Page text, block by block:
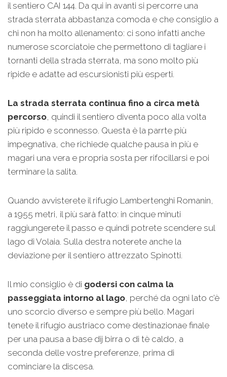
il sentiero CAI 144. Da qui in avanti si percorre una
strada sterrata abbastanza comoda e che consiglio a
chi non ha molto allenamento: ci sono infatti anche
numerose scorciatoie che permettono di tagliare i
tornanti della strada sterrata, ma sono molto più
ripide e adatte ad escursionisti più esperti.
La strada sterrata continua fino a circa metà
percorso, quindi il sentiero diventa poco alla volta
più ripido e sconnesso. Questa è la parrte più
impegnativa, che richiede qualche pausa in più e
magari una vera e propria sosta per rifocillarsi e poi
terminare la salita.
Quando avvisterete il rifugio Lambertenghi Romanin,
a 1955 metri, il più sarà fatto: in cinque minuti
raggiungerete il passo e quindi potrete scendere sul
lago di Volaia. Sulla destra noterete anche la
deviazione per il sentiero attrezzato Spinotti.
Il mio consiglio è di godersi con calma la
passeggiata intorno al lago, perché da ogni lato c’è
uno scorcio diverso e sempre più bello. Magari
tenete il rifugio austriaco come destinazionae finale
per una pausa a base dij birra o di tè caldo, a
seconda delle vostre preferenze, prima di
cominciare la discesa.